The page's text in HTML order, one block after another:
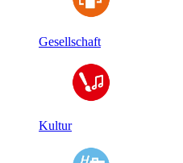
Gesellschaft
Kultur